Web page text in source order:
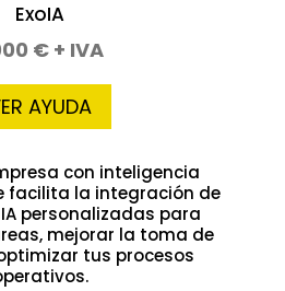
ExoIA
€ + IVA
AYUDA
con inteligencia
facilita la integración de
personalizadas para
mejorar la toma de
tus procesos